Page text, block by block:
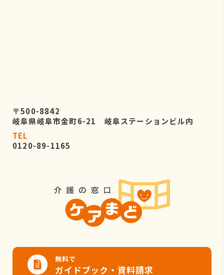
〒500-8842
岐阜県岐阜市金町6-21 岐阜ステーションビル内
TEL
0120-89-1165
無料で
ガイドブック・資料請求